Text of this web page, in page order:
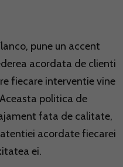
pune un accent
acordata de clienti
fiecare interventie vine
politica de
fata de calitate,
acordate fiecarei
ei.